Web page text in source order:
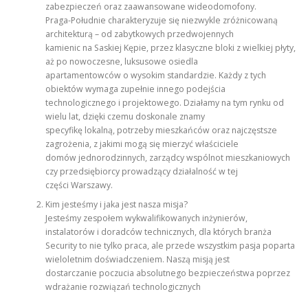
zabezpieczeń oraz zaawansowane wideodomofony.
Praga-Południe charakteryzuje się niezwykle zróżnicowaną
architekturą – od zabytkowych przedwojennych
kamienic na Saskiej Kępie, przez klasyczne bloki z wielkiej płyty,
aż po nowoczesne, luksusowe osiedla
apartamentowców o wysokim standardzie. Każdy z tych
obiektów wymaga zupełnie innego podejścia
technologicznego i projektowego. Działamy na tym rynku od
wielu lat, dzięki czemu doskonale znamy
specyfikę lokalną, potrzeby mieszkańców oraz najczęstsze
zagrożenia, z jakimi mogą się mierzyć właściciele
domów jednorodzinnych, zarządcy wspólnot mieszkaniowych
czy przedsiębiorcy prowadzący działalność w tej
części Warszawy.
Kim jesteśmy i jaka jest nasza misja?
Jesteśmy zespołem wykwalifikowanych inżynierów,
instalatorów i doradców technicznych, dla których branża
Security to nie tylko praca, ale przede wszystkim pasja poparta
wieloletnim doświadczeniem. Naszą misją jest
dostarczanie poczucia absolutnego bezpieczeństwa poprzez
wdrażanie rozwiązań technologicznych